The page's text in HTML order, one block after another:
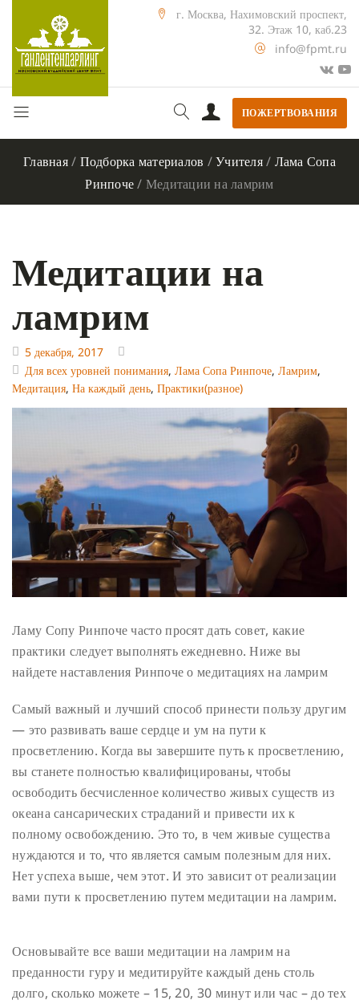
г. Москва, Нахимовский проспект,
32. Этаж 10, каб.23
info@fpmt.ru
ПОЖЕРТВОВАНИЯ
Главная/ Подборка материалов /Учителя/ Лама Сопа
Ринпоче/ Медитации на ламрим
Медитации на
ламрим
5 декабря, 2017
Для всех уровней понимания, Лама Сопа Ринпоче, Ламрим,
Медитация, На каждый день, Практики(разное)
Ламу Сопу Ринпоче часто просят дать совет, какие
практики следует выполнять ежедневно. Ниже вы
найдете наставления Ринпоче о медитациях на ламрим
Самый важный и лучший способ принести пользу другим
— это развивать ваше сердце и ум на пути к
просветлению. Когда вы завершите путь к просветлению,
вы станете полностью квалифицированы, чтобы
освободить бесчисленное количество живых существ из
океана сансарических страданий и привести их к
полному освобождению. Это то, в чем живые существа
нуждаются и то, что является самым полезным для них.
Нет успеха выше, чем этот. И это зависит от реализации
вами пути к просветлению путем медитации на ламрим.
Основывайте все ваши медитации на ламрим на
преданности гуру и медитируйте каждый день столь
долго, сколько можете – 15, 20, 30 минут или час – до тех